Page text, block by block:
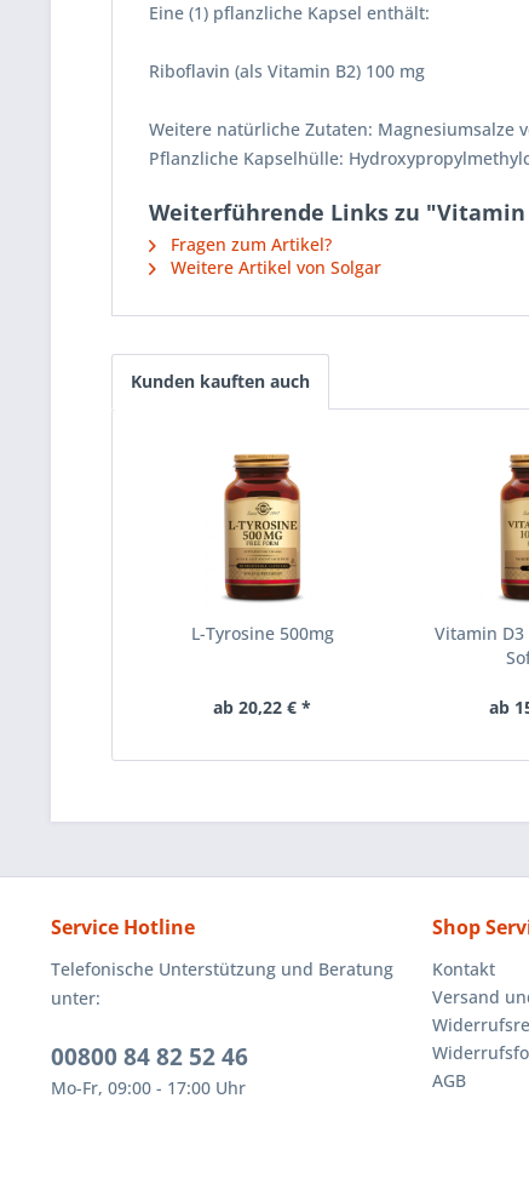
Eine (1) pflanzliche Kapsel enthält:
Riboflavin (als Vitamin B2) 100 mg
Weitere natürliche Zutaten: Magnesiumsalze
Pflanzliche Kapselhülle:
Weiterführende Links zu "Vitamin
Fragen zum Artikel?
Weitere Artikel von Solgar
Kunden kauften auch
L-Tyrosine 500mg
ab 20,22 € *
Vitamin D3
ab
Service Hotline
Telefonische Unterstützung und Beratung
unter:
00800 84 82 52 46
Mo-Fr, 09:00 - 17:00 Uhr
Shop
Kontakt
Versand
AGB